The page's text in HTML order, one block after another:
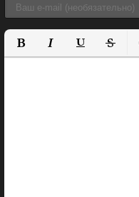
Полужирный
Курсив